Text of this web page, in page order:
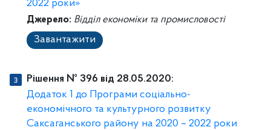
2022 роки»
Джерело: Відділ економіки та промисловості
Завантажити
Рішення № 396 від 28.05.2020:
Додаток 1 до Програми соціально-
економічного та культурного розвитку
Саксаганського району на 2020 – 2022 роки